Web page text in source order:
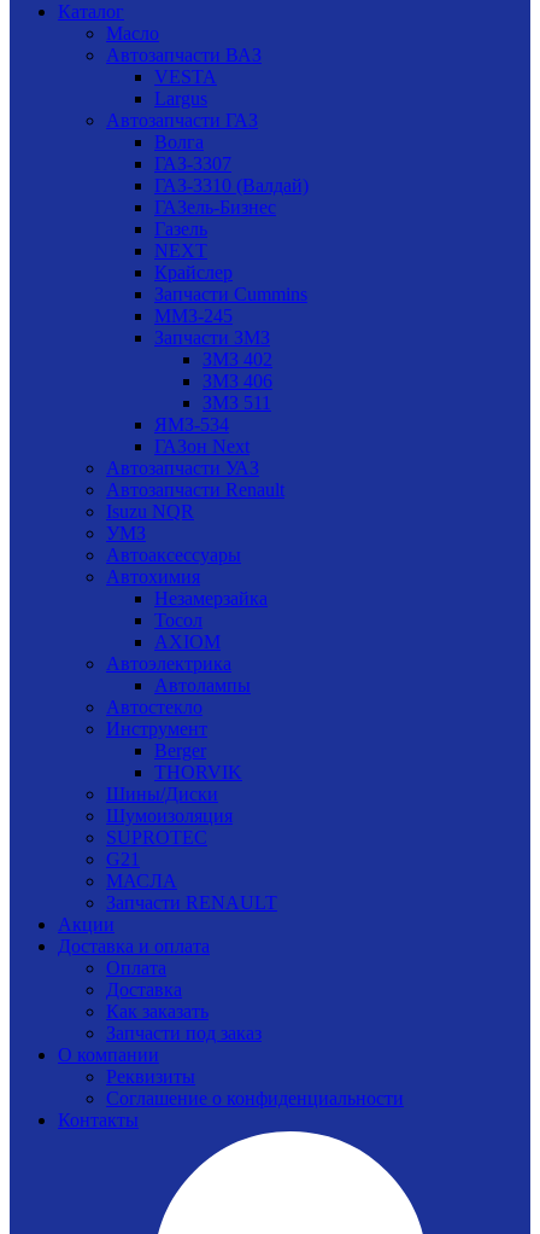
Каталог
Масло
Автозапчасти ВАЗ
VESTA
Largus
Автозапчасти ГАЗ
Волга
ГАЗ-3307
ГАЗ-3310 (Валдай)
ГАЗель-Бизнес
Газель
NEXT
Крайслер
Запчасти Cummins
ММЗ-245
Запчасти ЗМЗ
ЗМЗ 402
ЗМЗ 406
ЗМЗ 511
ЯМЗ-534
ГАЗон Next
Автозапчасти УАЗ
Автозапчасти Renault
Isuzu NQR
УМЗ
Автоаксессуары
Автохимия
Незамерзайка
Тосол
AXIOM
Автоэлектрика
Автолампы
Автостекло
Инструмент
Berger
THORVIK
Шины/Диски
Шумоизоляция
SUPROTEC
G21
МАСЛА
Запчасти RENAULT
Акции
Доставка и оплата
Оплата
Доставка
Как заказать
Запчасти под заказ
О компании
Реквизиты
Соглашение о конфиденциальности
Контакты